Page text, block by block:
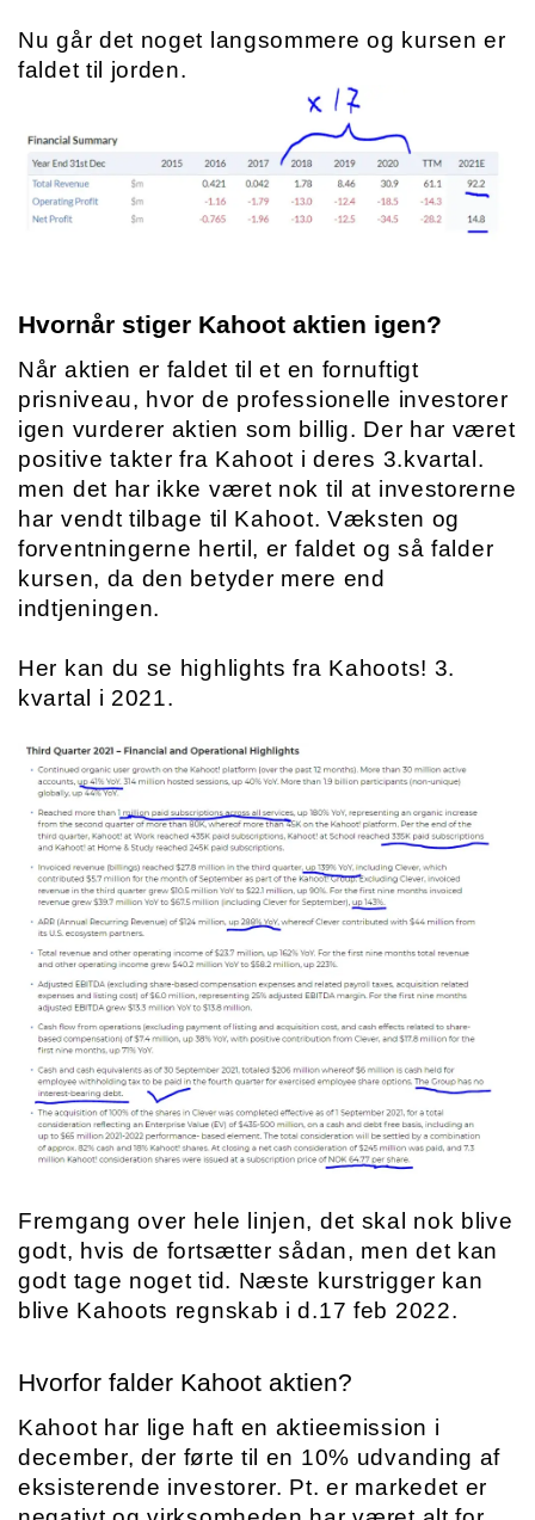
Nu går det noget langsommere og kursen er
faldet til jorden.
Hvornår stiger Kahoot aktien igen?
Når aktien er faldet til et en fornuftigt
prisniveau, hvor de professionelle investorer
igen vurderer aktien som billig. Der har været
positive takter fra Kahoot i deres 3.kvartal.
men det har ikke været nok til at investorerne
har vendt tilbage til Kahoot. Væksten og
forventningerne hertil, er faldet og så falder
kursen, da den betyder mere end
indtjeningen.
Her kan du se highlights fra Kahoots! 3.
kvartal i 2021.
Fremgang over hele linjen, det skal nok blive
godt, hvis de fortsætter sådan, men det kan
godt tage noget tid. Næste kurstrigger kan
blive Kahoots regnskab i d.17 feb 2022.
Hvorfor falder Kahoot aktien?
Kahoot har lige haft en aktieemission i
december, der førte til en 10% udvanding af
eksisterende investorer. Pt. er markedet er